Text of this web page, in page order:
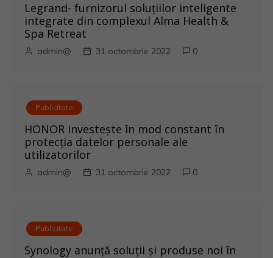
Legrand- furnizorul soluțiilor inteligente
integrate din complexul Alma Health &
Spa Retreat
admin@ 31 octombrie 2022 0
Publicitate
HONOR investește în mod constant în
protecția datelor personale ale
utilizatorilor
admin@ 31 octombrie 2022 0
Publicitate
Synology anunţă soluţii şi produse noi în